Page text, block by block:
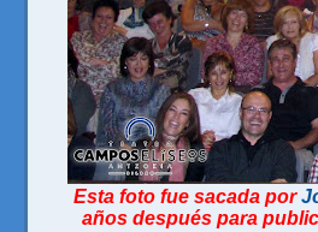
Esta foto fue sacada por
años después para